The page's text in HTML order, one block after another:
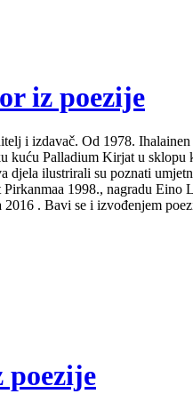
iz poezije
i izdavač. Od 1978.
kuću Palladium Kirjat u
djela ilustrirali su poznati
1998., nagradu
. Bavi se i izvođenjem